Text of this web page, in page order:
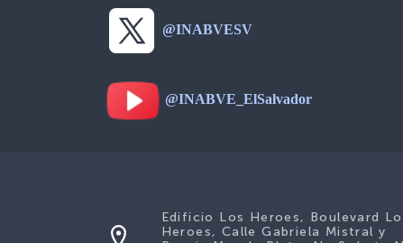
@INABVESV
@INABVE_ElSalvador
Edificio Los Heroes, Boulevard
Heroes, Calle Gabriela Mistral y